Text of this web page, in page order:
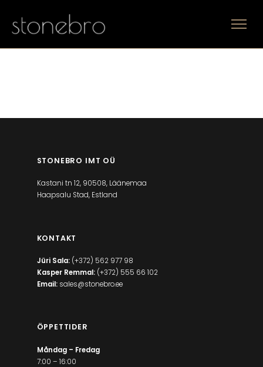
STONEBRO IMT OÜ
Kastani tn 12, 90508, Läänemaa
Haapsalu Stad, Estland
KONTAKT
Jüri Sala: (+372) 562 977 98
Kasper Remmal: (+372) 555 66 102
Email: sales@stonebro.ee
ÖPPETTIDER
Måndag – Fredag
7:00 – 16:00